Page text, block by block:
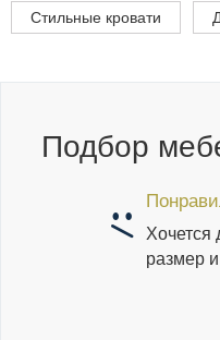
Стильные кровати
Подбор
Хочется
размер